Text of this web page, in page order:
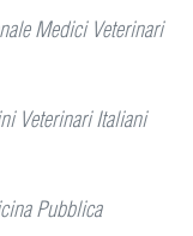
Medici Veterinari
Veterinari Italiani
Pubblica